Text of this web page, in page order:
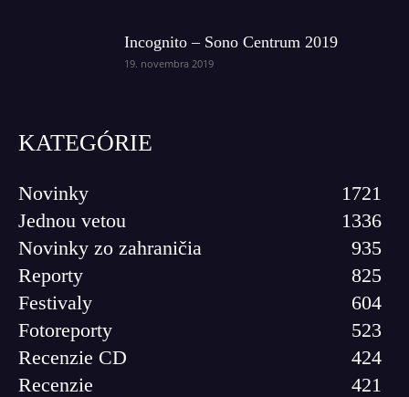
Incognito – Sono Centrum 2019
19. novembra 2019
KATEGÓRIE
Novinky
1721
Jednou vetou
1336
Novinky zo zahraničia
935
Reporty
825
Festivaly
604
Fotoreporty
523
Recenzie CD
424
Recenzie
421